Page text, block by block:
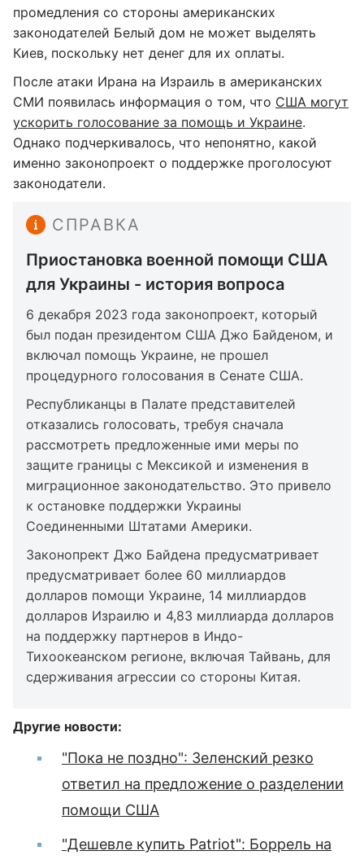
промедления со стороны американских
законодателей Белый дом не может выделять
Киев, поскольку нет денег для их оплаты.
После атаки Ирана на Израиль в американских
СМИ появилась информация о том, что США могут
ускорить голосование за помощь и Украине.
Однако подчеркивалось, что непонятно, какой
именно законопроект о поддержке проголосуют
законодатели.
СПРАВКА
Приостановка военной помощи США
для Украины - история вопроса
6 декабря 2023 года законопроект, который
был подан президентом США Джо Байденом, и
включал помощь Украине, не прошел
процедурного голосования в Сенате США.
Республиканцы в Палате представителей
отказались голосовать, требуя сначала
рассмотреть предложенные ими меры по
защите границы с Мексикой и изменения в
миграционное законодательство. Это привело
к остановке поддержки Украины
Соединенными Штатами Америки.
Законопрект Джо Байдена предусматривает
предусматривает более 60 миллиардов
долларов помощи Украине, 14 миллиардов
долларов Израилю и 4,83 миллиарда долларов
на поддержку партнеров в Индо-
Тихоокеанском регионе, включая Тайвань, для
сдерживания агрессии со стороны Китая.
Другие новости:
"Пока не поздно": Зеленский резко
ответил на предложение о разделении
помощи США
"Дешевле купить Patriot": Боррель на